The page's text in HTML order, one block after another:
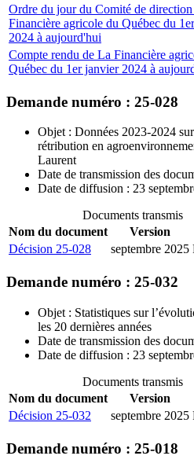
Ordre du jour du Comité de
Financière agricole du Québec du
2024 à aujourd'hui
Compte rendu de La Financière
Québec du 1er janvier 2024 à
Demande numéro : 25-028
Objet : Données 2023-2024
rétribution en
Laurent
Date de transmission des
Date de diffusion : 23
Documents transmis
Nom du document
Version
Décision 25-028
septembre 2025
Demande numéro : 25-032
Objet : Statistiques sur
les 20 dernières années
Date de transmission des
Date de diffusion : 23
Documents transmis
Nom du document
Version
Décision 25-032
septembre 2025
Demande numéro : 25-018